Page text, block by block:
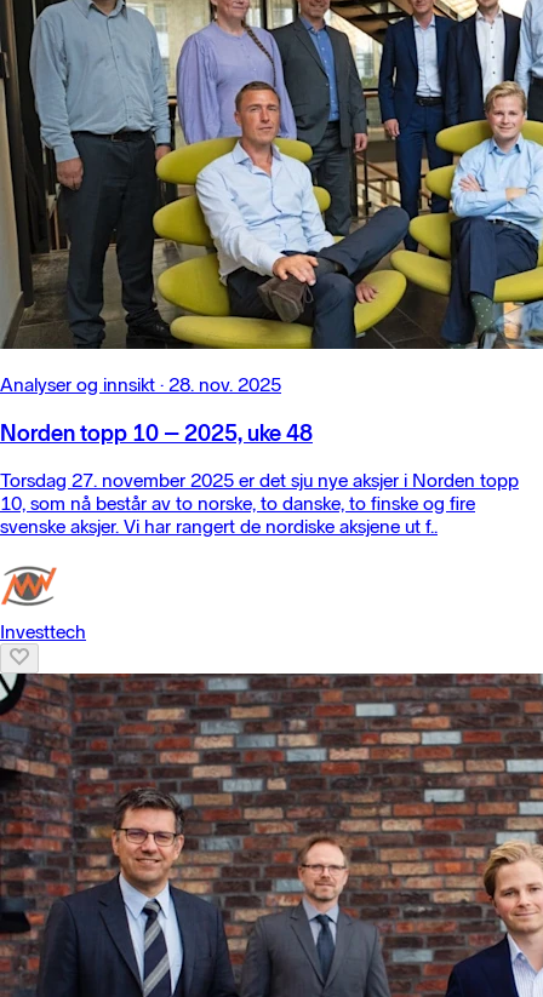
Analyser og innsikt · 28. nov. 2025
Norden topp 10 – 2025, uke 48
Torsdag 27. november 2025 er det sju nye aksjer i Norden topp
10, som nå består av to norske, to danske, to finske og fire
svenske aksjer. Vi har rangert de nordiske aksjene ut f..
Investtech